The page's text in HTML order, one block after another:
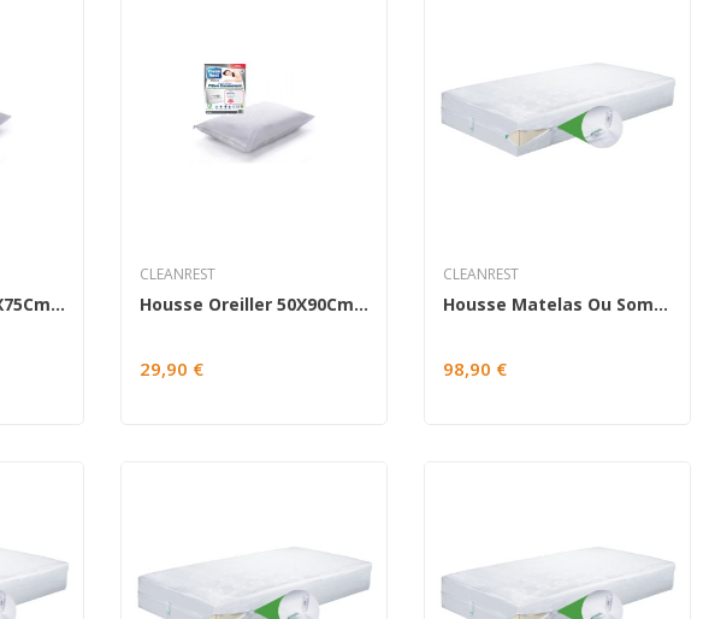
Housse Oreiller 50X75Cm. Cleanrest® Premium....
CLEANREST
Housse Oreiller 50X90Cm. Cleanrest® Premium....
29,90 €
CLEANREST
Housse Matelas Ou Sommier Queen 160x200
98,90 €